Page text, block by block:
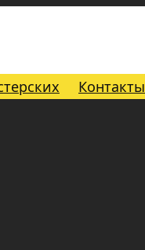
Контакты